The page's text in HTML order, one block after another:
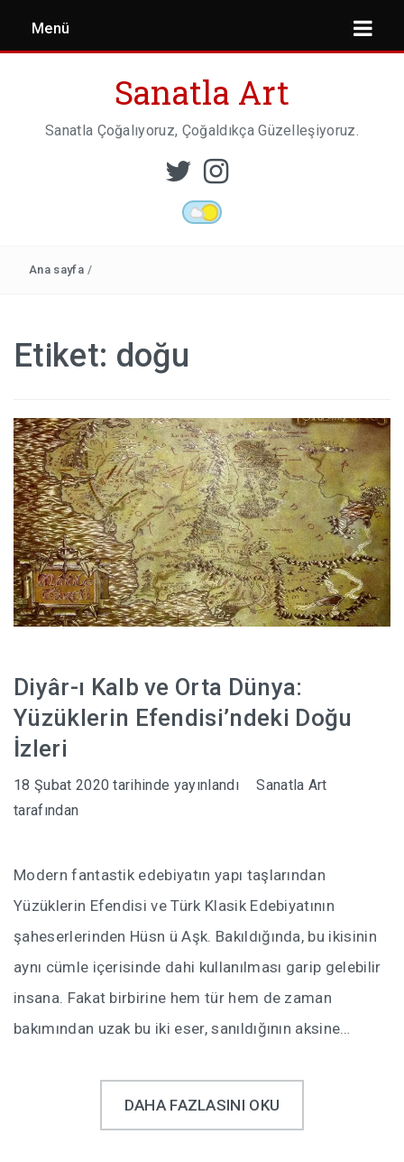
Menü
HABERLER
Sanatla Art
Sanatla Çoğalıyoruz, Çoğaldıkça Güzelleşiyoruz.
Ana sayfa /
Etiket: doğu
Diyâr-ı Kalb ve Orta Dünya:
Yüzüklerin Efendisi’ndeki Doğu
İzleri
18 Şubat 2020 tarihinde yayınlandı
Sanatla Art
tarafından
Modern fantastik edebiyatın yapı taşlarından
Yüzüklerin Efendisi ve Türk Klasik Edebiyatının
şaheserlerinden Hüsn ü Aşk. Bakıldığında, bu ikisinin
aynı cümle içerisinde dahi kullanılması garip gelebilir
insana. Fakat birbirine hem tür hem de zaman
bakımından uzak bu iki eser, sanıldığının aksine…
DAHA FAZLASINI OKU